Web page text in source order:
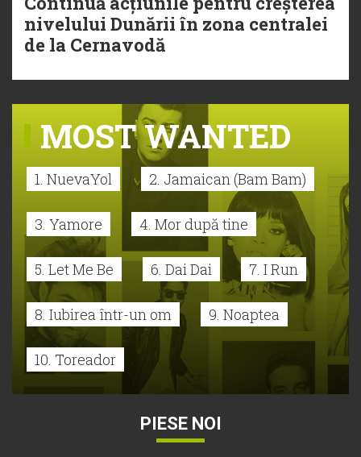
nivelului Dunării în zona centralei
de la Cernavodă
MOST WANTED
1. NuevaYol 2. Jamaican (Bam Bam)
3. Yamore 4. Mor după tine
5. Let Me Be 6. Dai Dai 7. I Run
8. Iubirea într-un om 9. Noaptea
10. Toreador
PIESE NOI